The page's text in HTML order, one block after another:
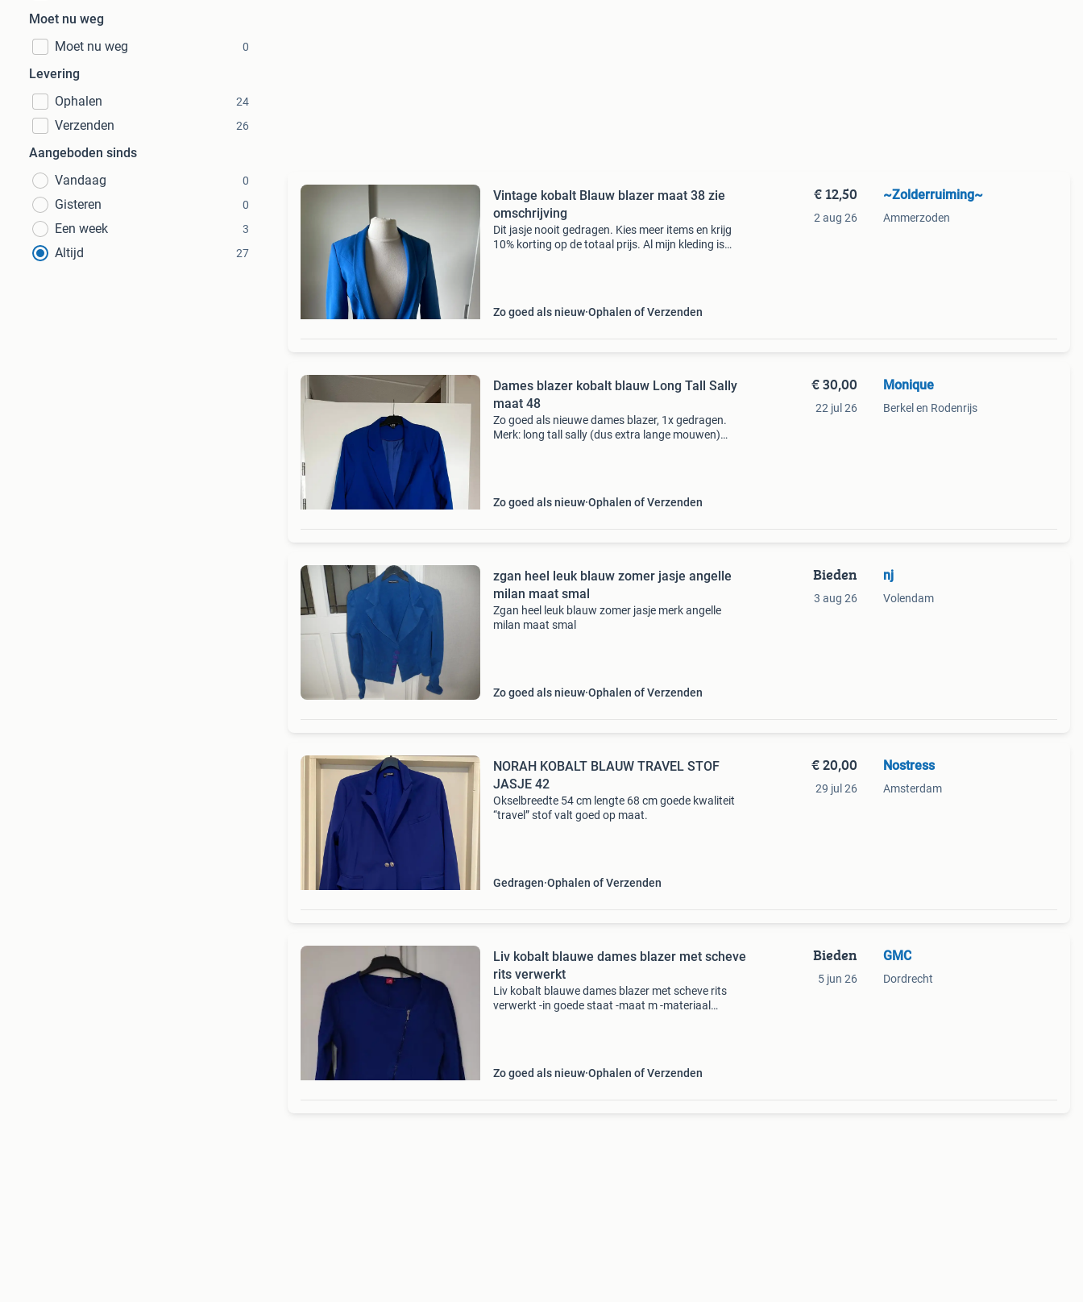
Moet nu weg
Moet nu weg
0
Levering
Ophalen
24
Verzenden 26
Aangeboden sinds
Vandaag
0
Gisteren 0
Een week 3
Altijd 27
Vintage kobalt Blauw blazer maat 38 zie
omschrijving
Dit jasje nooit gedragen. Kies meer items en krijg
10% korting op de totaal prijs. Al mijn kleding is
Zo goed als nieuw Ophalen of Verzenden
€ 12,50
2 aug 26
~Zolderruiming~
Ammerzoden
Dames blazer kobalt blauw Long Tall Sally
maat 48
Zo goed als nieuwe dames blazer, 1x gedragen.
Merk: long tall sally (dus extra lange mouwen)
Zo goed als nieuw Ophalen of Verzenden
€ 30,00
22 jul 26
Monique
Berkel en Rodenrijs
zgan heel leuk blauw zomer jasje angelle
milan maat smal
Zgan heel leuk blauw zomer jasje merk angelle
milan maat smal
Zo goed als nieuw Ophalen of Verzenden
Bieden
3 aug 26
nj
Volendam
NORAH KOBALT BLAUW TRAVEL STOF
JASJE 42
Okselbreedte 54 cm lengte 68 cm goede kwaliteit
“travel” stof valt goed op maat.
Gedragen Ophalen of Verzenden
€ 20,00
29 jul 26
Nostress
Amsterdam
Liv kobalt blauwe dames blazer met scheve
rits verwerkt
Liv kobalt blauwe dames blazer met scheve rits
verwerkt -in goede staat -maat m -materiaal
Zo goed als nieuw Ophalen of Verzenden
Bieden
5 jun 26
GMC
Dordrecht